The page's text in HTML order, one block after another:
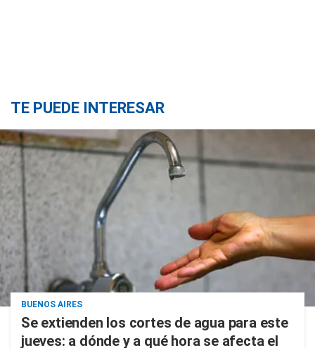
TE PUEDE INTERESAR
BUENOS AIRES
Se extienden los cortes de agua para este
jueves: a dónde y a qué hora se afecta el